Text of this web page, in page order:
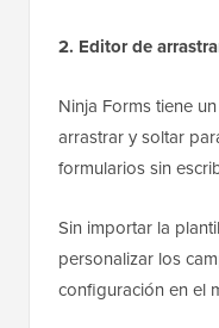
2. Editor de
Ninja Forms tiene
arrastrar y soltar
formularios sin
Sin importar la
personalizar los
configuración en el